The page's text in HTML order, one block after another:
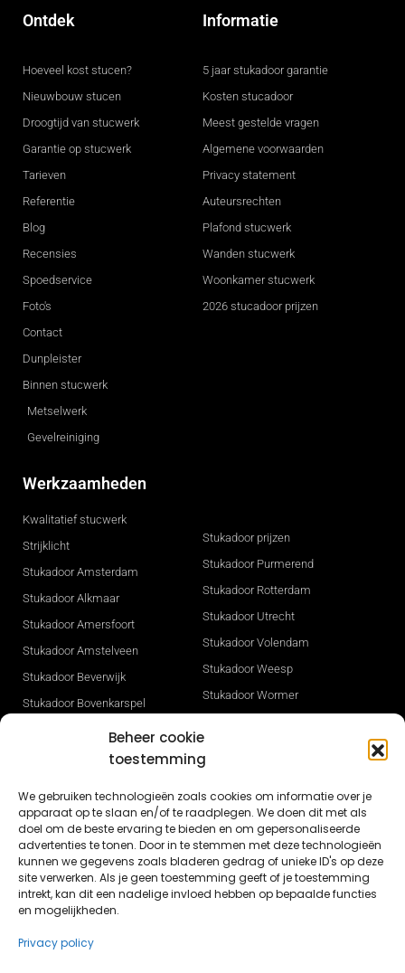
Beheer cookie
toestemming
We gebruiken technologieën zoals cookies om informatie over je
apparaat op te slaan en/of te raadplegen. We doen dit met als
doel om de beste ervaring te bieden en om gepersonaliseerde
advertenties te tonen. Door in te stemmen met deze technologieën
kunnen we gegevens zoals bladeren gedrag of unieke ID's op deze
site verwerken. Als je geen toestemming geeft of je toestemming
intrekt, kan dit een nadelige invloed hebben op bepaalde functies
en mogelijkheden.
Privacy policy
Ontdek
Hoeveel kost stucen?
Nieuwbouw stucen
Droogtijd van stucwerk
Garantie op stucwerk
Tarieven
Referentie
Blog
Recensies
Spoedservice
Foto's
Contact
Dunpleister
Binnen stucwerk
Metselwerk
Gevelreiniging
Informatie
5 jaar stukadoor garantie
Kosten stucadoor
Meest gestelde vragen
Algemene voorwaarden
Privacy statement
Auteursrechten
Plafond stucwerk
Wanden stucwerk
Woonkamer stucwerk
2026 stucadoor prijzen
Werkzaamheden
Kwalitatief stucwerk
Strijklicht
Stukadoor Amsterdam
Stukadoor Alkmaar
Stukadoor Amersfoort
Stukadoor Amstelveen
Stukadoor Beverwijk
Stukadoor Bovenkarspel
Stukadoor Den Haag
Stukadoor Heerhugowaard
Stukadoor Hoorn
Stukadoor Ijmuiden
Stukadoor Leeuwarden
Stukadoor Lelystad
Stucwerk Lisse
Stukadoor prijzen
Stukadoor Purmerend
Stukadoor Rotterdam
Stukadoor Utrecht
Stukadoor Volendam
Stukadoor Weesp
Stukadoor Wormer
Stukadoor Sneek
Stukadoor Opmeer
Nieuwbouw stucwerk in Dronten
Nieuwbouw stukadoor Lelystad